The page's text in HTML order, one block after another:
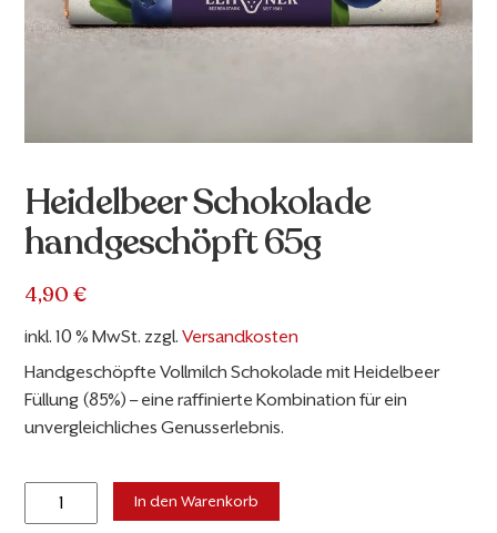
Heidelbeer Schokolade
handgeschöpft 65g
4,90€
inkl. 10 % MwSt. zzgl.Versandkosten
Handgeschöpfte Vollmilch Schokolade mit Heidelbeer
Füllung (85%) – eine raffinierte Kombination für ein
unvergleichliches Genusserlebnis.
Heidelbeer
Schokolade
In den Warenkorb